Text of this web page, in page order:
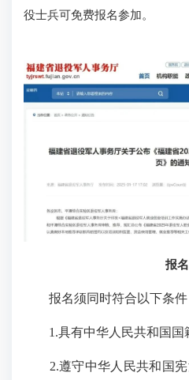
役士兵可免费报名参加。
报名
报名须同时符合以下条件
1.具有中华人民共和国国
2.遵守中华人民共和国宪